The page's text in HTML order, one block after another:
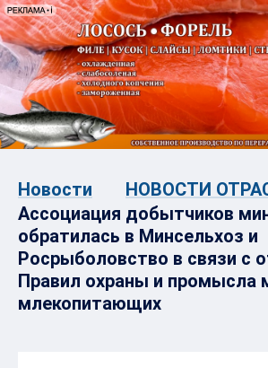
Новости
НОВОСТИ
Ассоциация добытчиков
обратилась в Минсельхоз и
Росрыболовство в связи с
Правил охраны и промысла
млекопитающих